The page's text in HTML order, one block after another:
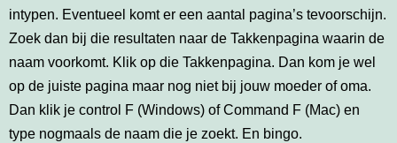
intypen. Eventueel komt er een aantal pagina’s tevoorschijn.
Zoek dan bij die resultaten naar de Takkenpagina waarin de
naam voorkomt. Klik op die Takkenpagina. Dan kom je wel
op de juiste pagina maar nog niet bij jouw moeder of oma.
Dan klik je control F (Windows) of Command F (Mac) en
type nogmaals de naam die je zoekt. En bingo.